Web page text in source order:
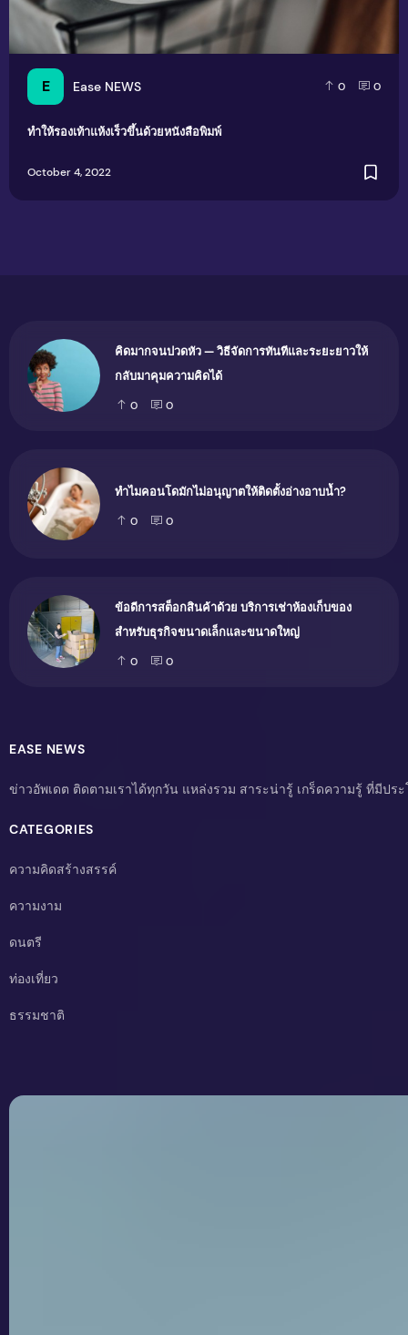
E Ease NEWS 0 0
ทำให้รองเท้าแห้งเร็วขึ้นด้วยหนังสือพิมพ์
October 4, 2022
คิดมากจนปวดหัว — วิธีจัดการทันทีและระยะยาวให้
กลับมาคุมความคิดได้
0 0
ทำไมคอนโดมักไม่อนุญาตให้ติดตั้งอ่างอาบน้ำ?
0 0
ข้อดีการสต็อกสินค้าด้วย บริการเช่าห้องเก็บของ
สำหรับธุรกิจขนาดเล็กและขนาดใหญ่
0 0
EASE NEWS
ข่าวอัพเดต ติดตามเราได้ทุกวัน แหล่งรวม สาระน่ารู้ เกร็ดความรู้ ที่มีประ
CATEGORIES
ความคิดสร้างสรรค์
ความงาม
ดนตรี
ท่องเที่ยว
ธรรมชาติ
Kilojoules กับ Calories ต่างกันอย่างไร?